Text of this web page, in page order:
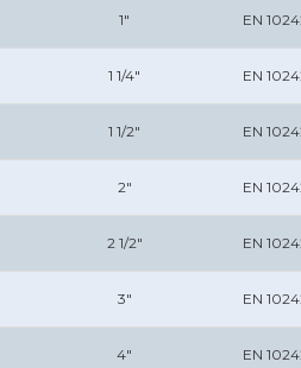
1" EN
1 1/4" EN
1 1/2" EN
2" EN
2 1/2" EN
3" EN
4" EN